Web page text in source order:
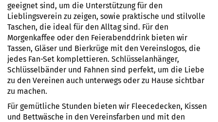
geeignet sind, um die Unterstützung für den
Lieblingsverein zu zeigen, sowie praktische und stilvolle
Taschen, die ideal für den Alltag sind. Für den
Morgenkaffee oder den Feierabenddrink bieten wir
Tassen, Gläser und Bierkrüge mit den Vereinslogos, die
jedes Fan-Set komplettieren. Schlüsselanhänger,
Schlüsselbänder und Fahnen sind perfekt, um die Liebe
zu den Vereinen auch unterwegs oder zu Hause sichtbar
zu machen.
Für gemütliche Stunden bieten wir Fleecedecken, Kissen
und Bettwäsche in den Vereinsfarben und mit den